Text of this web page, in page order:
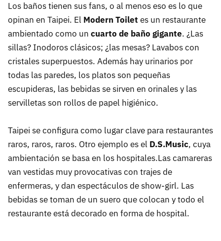
Los baños tienen sus fans, o al menos eso es lo que
opinan en Taipei. El Modern Toilet es un restaurante
ambientado como un cuarto de baño gigante. ¿Las
sillas? Inodoros clásicos; ¿las mesas? Lavabos con
cristales superpuestos. Además hay urinarios por
todas las paredes, los platos son pequeñas
escupideras, las bebidas se sirven en orinales y las
servilletas son rollos de papel higiénico.
Taipei se configura como lugar clave para restaurantes
raros, raros, raros. Otro ejemplo es el D.S.Music, cuya
ambientación se basa en los hospitales.Las camareras
van vestidas muy provocativas con trajes de
enfermeras, y dan espectáculos de show-girl. Las
bebidas se toman de un suero que colocan y todo el
restaurante está decorado en forma de hospital.